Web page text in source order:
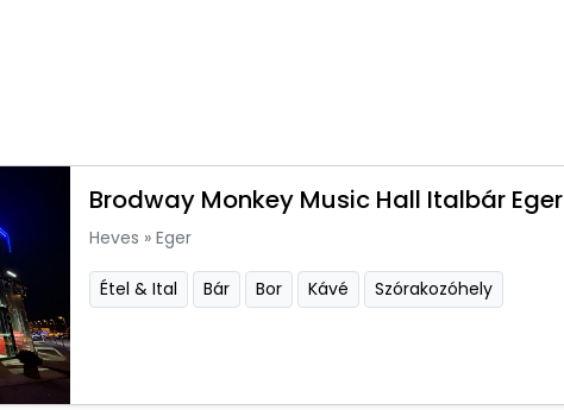
Brodway Monkey Music Hall Italbár Eger
Heves » Eger
Étel & Ital Bár Bor Kávé Szórakozóhely